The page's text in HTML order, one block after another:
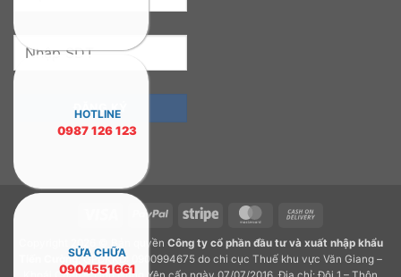
PayPal Stripe MasterCard
Delivery
Copyright 2026 © Bản quyền Công ty cổ phần đầu tư và xuất nhập khẩu
Tiến Cường.GPDKKD: 0900994675 do chi cục Thuế khu vực Văn Giang –
HOTLINE
0987 126 123
SỬA CHỮA
0904551661